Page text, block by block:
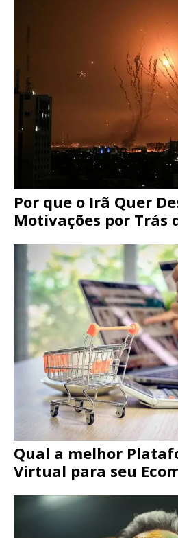
Por que o Irã Quer
Motivações por Trás
Qual a melhor
Virtual para seu